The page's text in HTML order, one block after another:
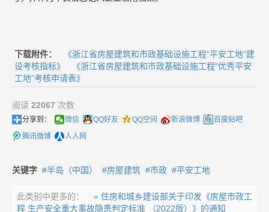
下载附件：
《浙江省房屋建筑和市政基础设施工程“平安工地”建
设考核指标》
《浙江省房屋建筑和市政基础设施工程“优秀平安
工地”考核申请表》
阅读 22067 次数
分享到： 微信 QQ好友 QQ空间 新浪微博
百度贴吧
腾讯微博
人人网
关键字 半岛（中国） 房屋建筑 市政 平安工地
此类别中更多的：
« 住房和城乡建设部关于印发《房屋市政工
程 生产安全重大事故隐患判定标准 （2022版）》的通知